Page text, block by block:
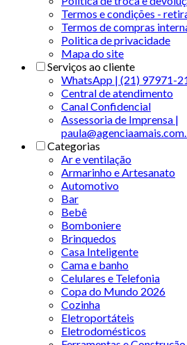
Termos e condições -
Termos de compras
Politica de privacidade
Mapa do site
Serviços ao cliente
WhatsApp | (21) 97971-
Central de atendimento
Canal Confidencial
Assessoria de Imprensa |
Categorias
Ar e ventilação
Armarinho e Artesanato
Automotivo
Bar
Bebê
Bomboniere
Brinquedos
Casa Inteligente
Cama e banho
Celulares e Telefonia
Copa do Mundo 2026
Cozinha
Eletroportáteis
Eletrodomésticos